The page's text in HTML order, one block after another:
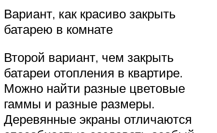
Вариант, как красиво закрыть
батарею в комнате
Второй вариант, чем закрыть
батареи отопления в квартире.
Можно найти разные цветовые
гаммы и разные размеры.
Деревянные экраны отличаются